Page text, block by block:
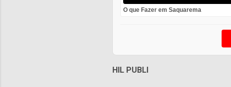
O que Fazer em Saquarema
HIL PUBLI